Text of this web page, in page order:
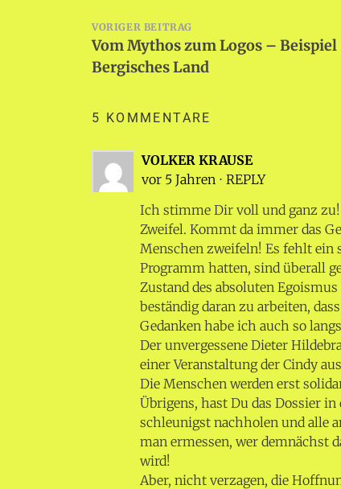
Beitragsnavigation
VORIGER BEITRAG
Vom Mythos zum Logos – Beispiel
Bergisches Land
5 KOMMENTARE
VOLKER KRAUSE
vor 5 Jahren ⋅ REPLY
Ich stimme Dir voll und ganz
Zweifel. Kommt da immer das
Menschen zweifeln! Es fehlt ein
Programm hatten, sind überall
Zustand des absoluten
beständig daran zu arbeiten,
Gedanken habe ich auch so
Der unvergessene Dieter
einer Veranstaltung der Cindy
Die Menschen werden erst
Übrigens, hast Du das Dossier
schleunigst nachholen und alle
man ermessen, wer demnächst
wird!
Aber, nicht verzagen, die